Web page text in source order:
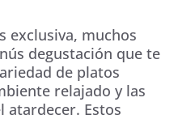
exclusiva, muchos
degustación que te
de platos
relajado y las
atardecer. Estos